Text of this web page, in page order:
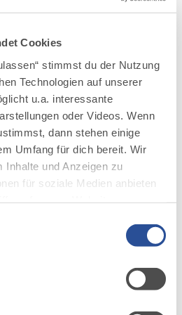
Cookies
stimmst du der Nutzung
Technologien auf unserer
u.a. interessante
oder Videos. Wenn
dann stehen einige
Umfang für dich bereit. Wir
Inhalte und Anzeigen zu
für soziale Medien anbieten
Website an unsere Partner
Daten zusammen, die du
©
Mindelheimer
großer
sowie vereinzelt